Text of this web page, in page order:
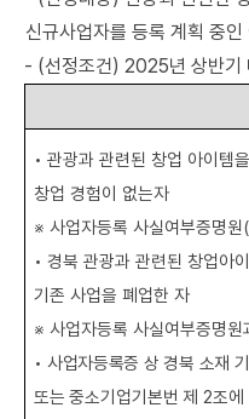
신규사업자를등록 계획 중인
- (선정조건) 2025년 상반기
• 관광과 관련된 창업 아이템
창업 경험이 없는자
※ 사업자등록 사실여부증명원(
• 경북 관광과 관련된 창업아
기존 사업을 폐업한 자
※ 사업자등록 사실여부증명
• 사업자등록증 상 경북 소재
또는 중소기업기본번 제 2조에